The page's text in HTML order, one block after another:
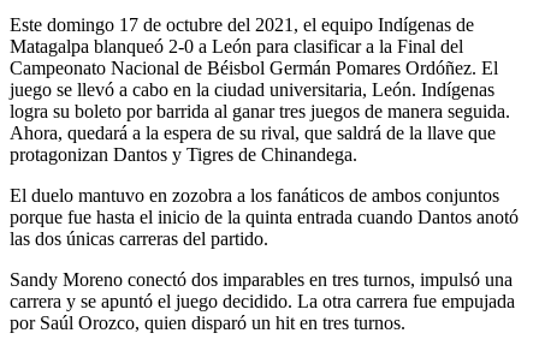
Este domingo 17 de octubre del 2021, el equipo Indígenas de
Matagalpa blanqueó 2-0 a León para clasificar a la Final del
Campeonato Nacional de Béisbol Germán Pomares Ordóñez. El
juego se llevó a cabo en la ciudad universitaria, León. Indígenas
logra su boleto por barrida al ganar tres juegos de manera seguida.
Ahora, quedará a la espera de su rival, que saldrá de la llave que
protagonizan Dantos y Tigres de Chinandega.
El duelo mantuvo en zozobra a los fanáticos de ambos conjuntos
porque fue hasta el inicio de la quinta entrada cuando Dantos anotó
las dos únicas carreras del partido.
Sandy Moreno conectó dos imparables en tres turnos, impulsó una
carrera y se apuntó el juego decidido. La otra carrera fue empujada
por Saúl Orozco, quien disparó un hit en tres turnos.